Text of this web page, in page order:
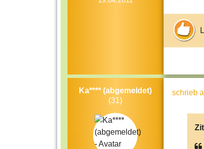
Ka**** (abgemeldet)
(31)
schrieb